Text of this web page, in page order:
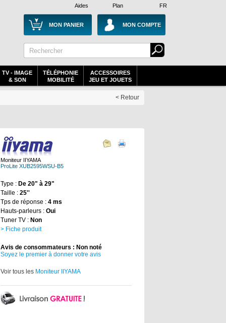
Plan
Aides FR
MON PANIER MON COMPTE
TV - IMAGE
& SON
TÉLÉPHONIE
MOBILITÉ
ACCESSOIRES
JEU ET JOUETS
< Retour
Moniteur IIYAMA
ProLite XUB2595WSU-B5
Type : De 20" à 29"
Taille : 25''
Tps de réponse : 4 ms
Hauts-parleurs : Oui
Tuner TV : Non
> Fiche produit
Avis de consommateurs : Non noté
Soyez le premier à donner votre avis
Voir tous les Moniteur IIYAMA